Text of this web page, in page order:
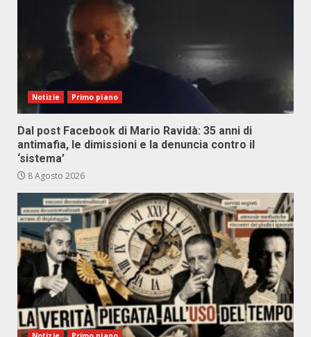
Notizie Primo piano
Dal post Facebook di Mario Ravidà: 35 anni di
antimafia, le dimissioni e la denuncia contro il
‘sistema’
8 Agosto 2026